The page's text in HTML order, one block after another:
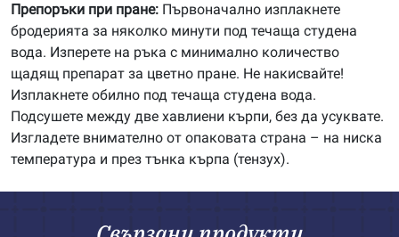
Препоръки при пране: Първоначално изплакнете
бродерията за няколко минути под течаща студена
вода. Изперете на ръка с минимално количество
щадящ препарат за цветно пране. Не накисвайте!
Изплакнете обилно под течаща студена вода.
Подсушете между две хавлиени кърпи, без да усуквате.
Изгладете внимателно от опаковата страна – на ниска
температура и през тънка кърпа (тензух).